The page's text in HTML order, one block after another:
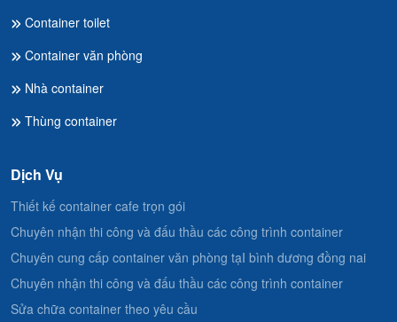
Container toilet
Container văn phòng
Nhà container
Thùng container
Dịch Vụ
Thiết kế container cafe trọn gói
Chuyên nhận thi công và đấu thầu các công trình container
Chuyên cung cấp container văn phòng tạI bình dương đồng nai
Chuyên nhận thi công và đấu thầu các công trình container
Sửa chữa container theo yêu cầu